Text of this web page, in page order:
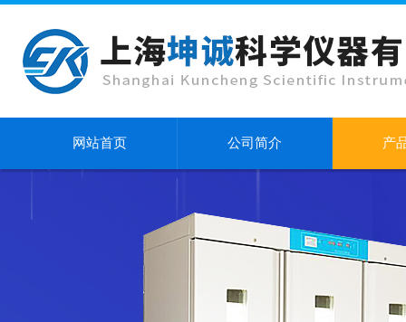
网站首页 公司简介 产